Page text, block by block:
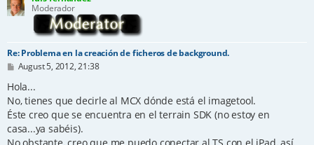
Moderador
Re: Problema en la creación de ficheros de background.
P
s
August 5, 2012, 21:38
Hola...
No, tienes que decirle al MCX dónde está el imagetool.
Éste creo que se encuentra en el terrain SDK (no estoy en
casa...ya sabéis).